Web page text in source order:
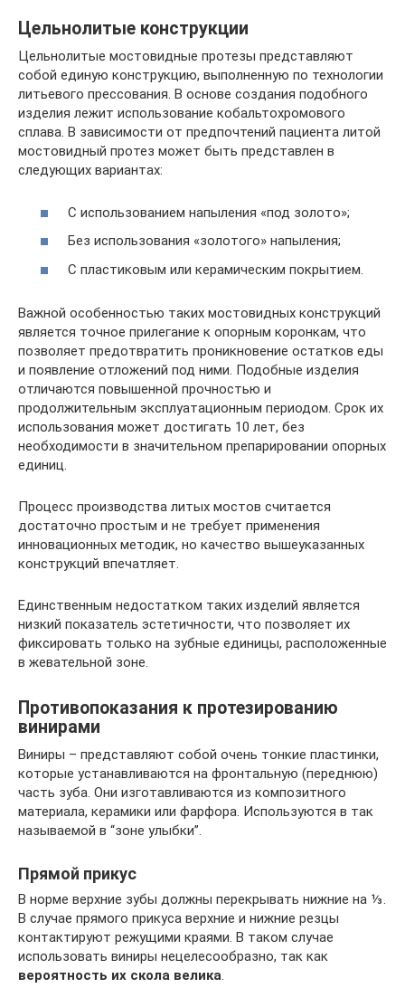
Цельнолитые конструкции
Цельнолитые мостовидные протезы представляют
собой единую конструкцию, выполненную по технологии
литьевого прессования. В основе создания подобного
изделия лежит использование кобальтохромового
сплава. В зависимости от предпочтений пациента литой
мостовидный протез может быть представлен в
следующих вариантах:
С использованием напыления «под золото»;
Без использования «золотого» напыления;
С пластиковым или керамическим покрытием.
Важной особенностью таких мостовидных конструкций
является точное прилегание к опорным коронкам, что
позволяет предотвратить проникновение остатков еды
и появление отложений под ними. Подобные изделия
отличаются повышенной прочностью и
продолжительным эксплуатационным периодом. Срок их
использования может достигать 10 лет, без
необходимости в значительном препарировании опорных
единиц.
Процесс производства литых мостов считается
достаточно простым и не требует применения
инновационных методик, но качество вышеуказанных
конструкций впечатляет.
Единственным недостатком таких изделий является
низкий показатель эстетичности, что позволяет их
фиксировать только на зубные единицы, расположенные
в жевательной зоне.
Противопоказания к протезированию
винирами
Виниры – представляют собой очень тонкие пластинки,
которые устанавливаются на фронтальную (переднюю)
часть зуба. Они изготавливаются из композитного
материала, керамики или фарфора. Используются в так
называемой в “зоне улыбки”.
Прямой прикус
В норме верхние зубы должны перекрывать нижние на ⅓.
В случае прямого прикуса верхние и нижние резцы
контактируют режущими краями. В таком случае
использовать виниры нецелесообразно, так как
вероятность их скола велика